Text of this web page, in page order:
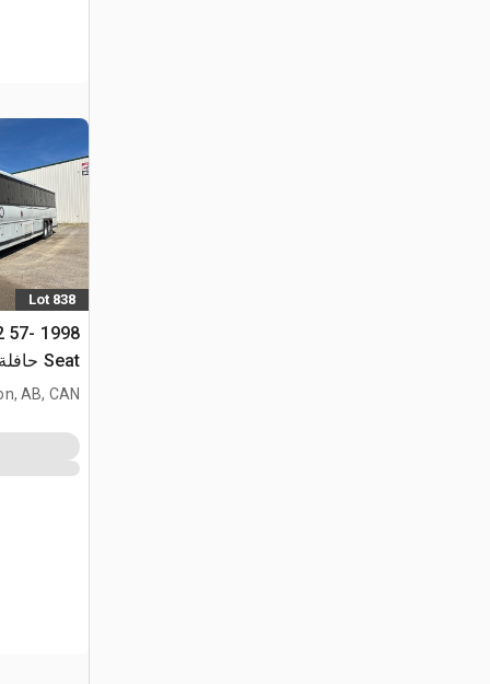
Lot 838
57-
Seat حافلة سياحية
AB, CAN